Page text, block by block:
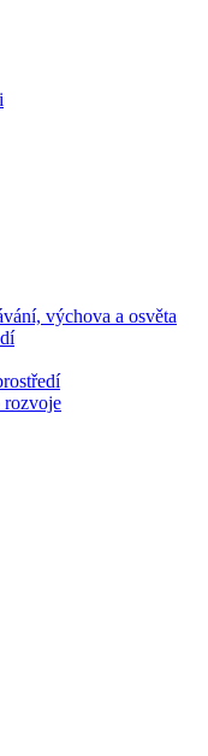
výchova a osvěta
rozvoje